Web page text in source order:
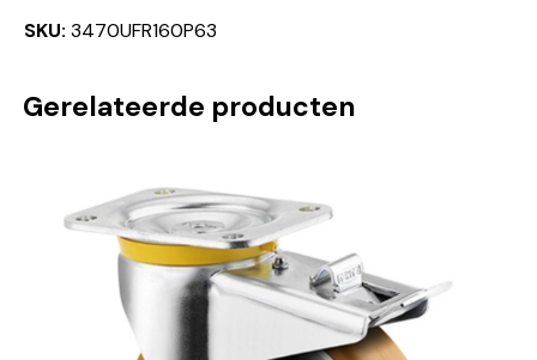
SKU: 3470UFR160P63
Gerelateerde producten